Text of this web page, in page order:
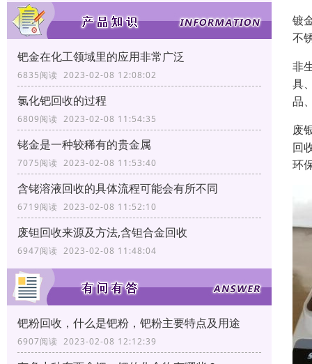
钯金在化工领域里的应用非常广泛
6835阅读 2023-02-08 12:08:02
氯化钯回收的过程
6809阅读 2023-02-08 11:54:35
铑金是一种较稀有的贵金属
7075阅读 2023-02-08 11:53:40
含铑溶液回收的具体流程可能会有所不同
6719阅读 2023-02-08 11:52:10
废钽回收来源及方法,含钽合金回收
6947阅读 2023-02-08 11:48:04
钯粉回收，什么是钯粉，钯粉主要特点及用途
6907阅读 2023-02-08 12:12:39
镀
不
非
具
品
废
回
环